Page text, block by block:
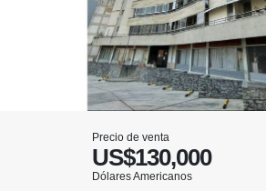
Precio de venta
US$130,000
Dólares Americanos